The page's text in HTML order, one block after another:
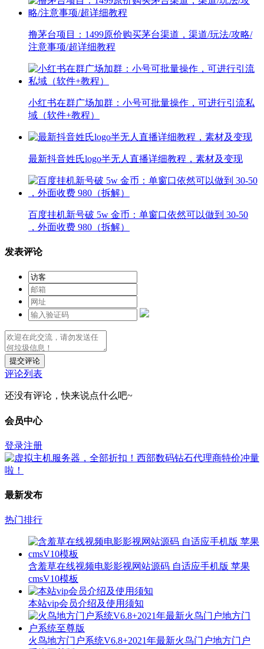
撸茅台项目：1499原价购买茅台渠道，渠道/玩法/攻略/
注意事项/超详细教程
小红书在群广场加群：小号可批量操作，可进行引流私
域（软件+教程）
最新抖音姓氏logo半无人直播详细教程，素材及变现
百度挂机新号破 5w 金币：单窗口依然可以做到 30-50
，外面收费 980（拆解）
发表评论
提交评论
评论列表
还没有评论，快来说点什么吧~
会员中心
登录注册
最新发布
热门排行
含羞草在线视频电影影视网站源码 自适应手机版 苹果
cmsV10模板
本站vip会员介绍及使用须知
火鸟地方门户系统V6.8+2021年最新火鸟门户地方门户